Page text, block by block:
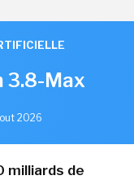
3.8-Max
2026
milliards de